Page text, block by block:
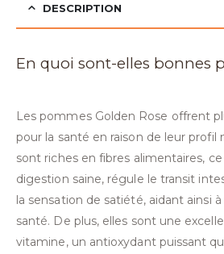
DESCRIPTION
En quoi sont-elles bonnes
Les pommes Golden Rose offrent
pour la santé en raison de leur profil
sont riches en fibres alimentaires,
digestion saine, régule le transit
la sensation de satiété, aidant ainsi
santé. De plus, elles sont une
vitamine, un antioxydant puissant